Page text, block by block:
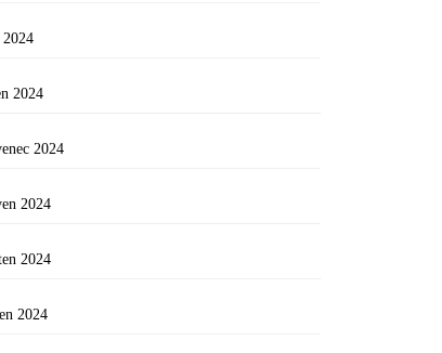
2024
2024
2024
2024
2024